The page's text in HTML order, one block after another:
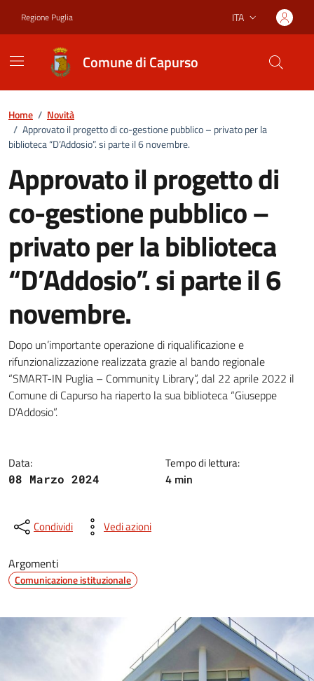
Regione Puglia Lingua attiva:
ITA
Comune di Capurso
Home / Novità
/ Approvato il progetto di co-gestione pubblico – privato per la
biblioteca “D’Addosio”. si parte il 6 novembre.
Approvato il progetto di
co-gestione pubblico –
privato per la biblioteca
“D’Addosio”. si parte il 6
novembre.
Dettagli della notizia
Dopo un’importante operazione di riqualificazione e
rifunzionalizzazione realizzata grazie al bando regionale
“SMART-IN Puglia – Community Library”, dal 22 aprile 2022 il
Comune di Capurso ha riaperto la sua biblioteca “Giuseppe
D’Addosio”.
Data:
08 Marzo 2024
Tempo di lettura:
4 min
Condividi Vedi azioni
Argomenti
Comunicazione istituzionale